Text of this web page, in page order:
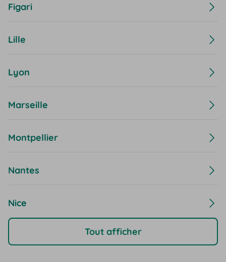
Figari
Lille
Lyon
Marseille
Montpellier
Nantes
Nice
Tout afficher